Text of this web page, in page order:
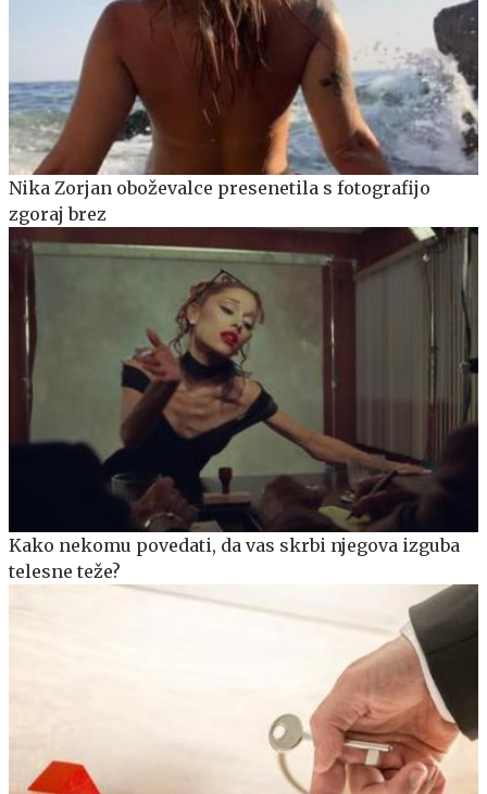
Nika Zorjan oboževalce presenetila s fotografijo
zgoraj brez
Kako nekomu povedati, da vas skrbi njegova izguba
telesne teže?